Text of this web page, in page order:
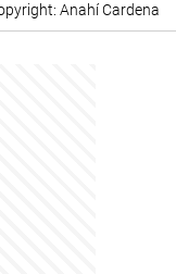
Anahí Cardena